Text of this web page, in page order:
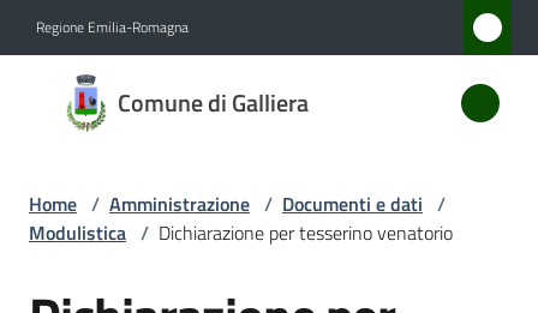
Regione Emilia-Romagna
Comune di Galliera
Comune
di
Home / Amministrazione / Documenti e dati /
Modulistica / Dichiarazione per tesserino venatorio
Salta al contenuto